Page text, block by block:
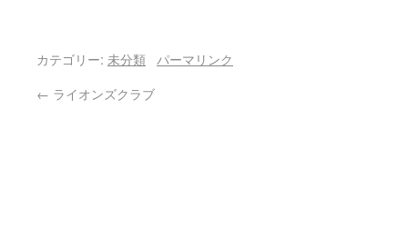
カテゴリー: 未分類
パーマリンク
← ライオンズクラブ